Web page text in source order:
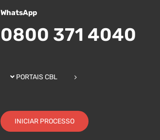
WhatsApp
0800 371 4040
PORTAIS CBL
INICIAR PROCESSO